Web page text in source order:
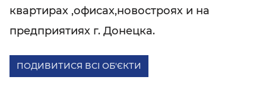
квартирах ,офисах,новостроях и на
предприятиях г. Донецка.
ПОДИВИТИСЯ ВСІ ОБ'ЄКТИ